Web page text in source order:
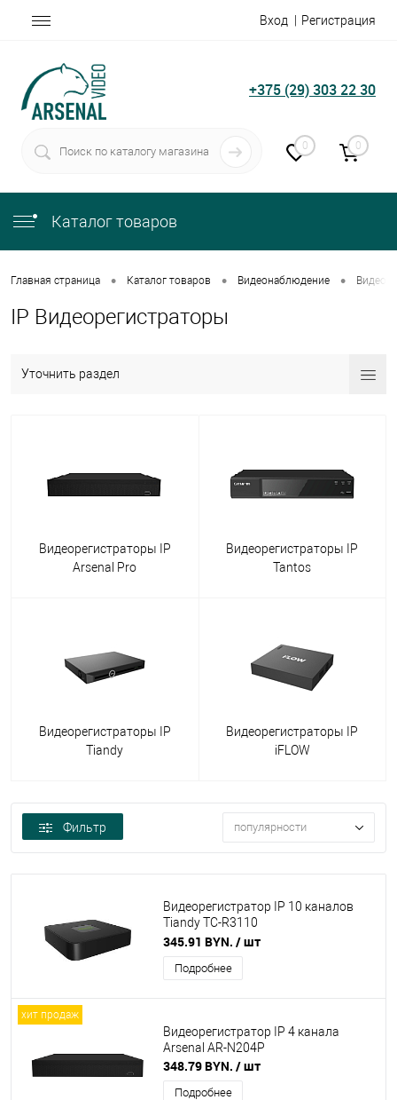
Вход Регистрация
+375 (29) 303 22 30
0 0
Каталог товаров
Главная страница • Каталог товаров • Видеонаблюдение •
IP Видеорегистраторы
Уточнить раздел
Видеорегистраторы IP
Arsenal Pro
Видеорегистраторы IP
Tantos
Видеорегистраторы IP
Tiandy
Видеорегистраторы IP
iFLOW
Фильтр популярности
Видеорегистратор IP 10 каналов
Tiandy TC-R3110
spec:I/B/P8/Eu/L/S/V2.0
345.91 BYN. / шт
Подробнее
хит продаж
Видеорегистратор IP 4 канала
Arsenal AR-N204P
348.79 BYN. / шт
Подробнее